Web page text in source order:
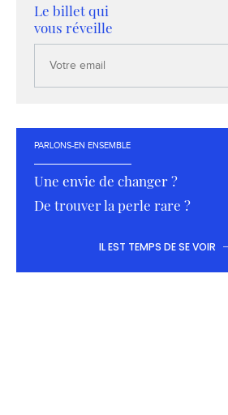
Le billet qui
vous réveille
email
PARLONS-EN ENSEMBLE
Une envie de changer ?
De trouver la perle rare ?
IL EST TEMPS DE SE VOIR